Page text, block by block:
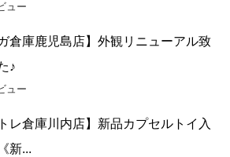
ュー
ガ倉庫鹿児島店】外観リニューアル致
♪
ュー
レ倉庫川内店】新品カプセルトイ入
新...